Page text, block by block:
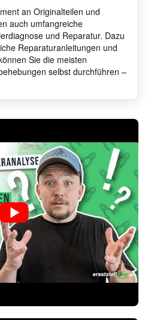
AKS 2010/IX
AKS 200/IX/01
AKS 2010/IX
AKS 2010/IX
AKS 200/NB/01
AKL 887/01 WH
an Originalteilen und
auch umfangreiche
und Reparatur. Dazu
Reparaturanleitungen und
Sie die meisten
selbst durchführen –